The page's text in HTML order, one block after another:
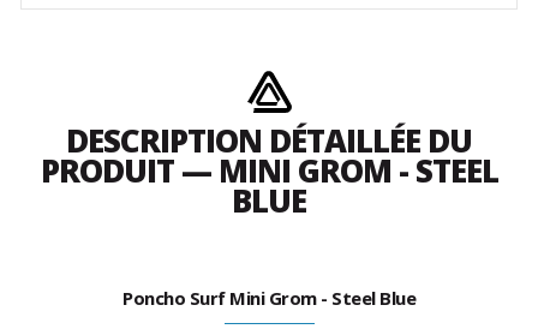
DESCRIPTION DÉTAILLÉE DU
PRODUIT — MINI GROM - STEEL
BLUE
Poncho Surf Mini Grom - Steel Blue